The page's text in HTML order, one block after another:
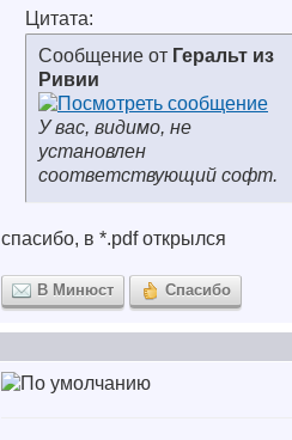
Цитата:
Сообщение от Геральт из
Ривии
У вас, видимо, не
установлен
соответствующий софт.
спасибо, в *.pdf открылся
В Минюст Спасибо